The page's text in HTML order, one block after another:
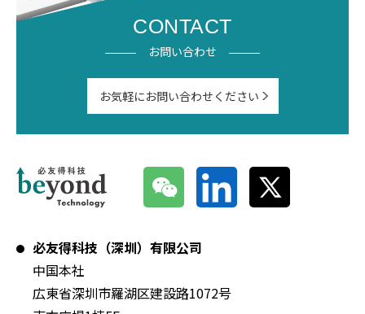
CONTACT
お問い合わせ
お気軽にお問い合わせください
必友得科技（深圳）有限公司
中国本社
広東省深圳市羅湖区建設路1072号